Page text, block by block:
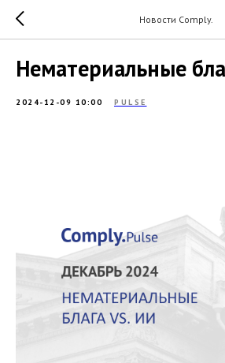
Новости Comply.
Нематериальные
2024-12-09 10:00 PULSE